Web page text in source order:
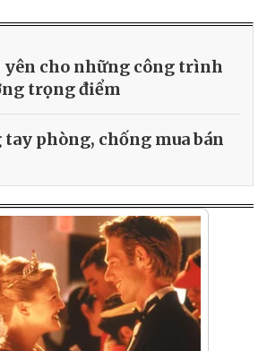
yên cho những công trình
trọng điểm
tay phòng, chống mua bán